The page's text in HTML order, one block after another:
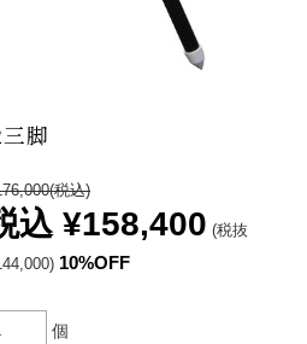
脚
(税込)
込 ¥158,400 (税抜
10%OFF
個